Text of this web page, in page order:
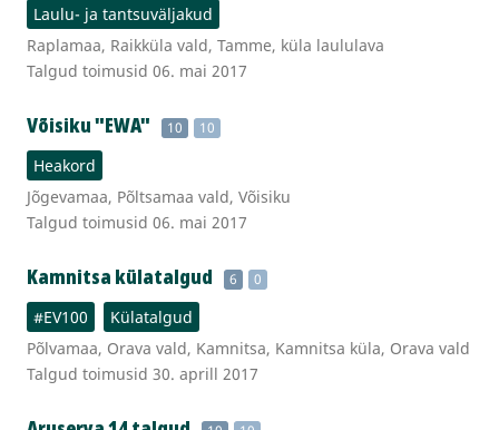
Laulu- ja tantsuväljakud
Raplamaa, Raikküla vald, Tamme, küla laululava
Talgud toimusid 06. mai 2017
Võisiku "EWA" 10 10
Heakord
Jõgevamaa, Põltsamaa vald, Võisiku
Talgud toimusid 06. mai 2017
Kamnitsa külatalgud 6 0
#EV100
Külatalgud
Põlvamaa, Orava vald, Kamnitsa, Kamnitsa küla, Orava vald
Talgud toimusid 30. aprill 2017